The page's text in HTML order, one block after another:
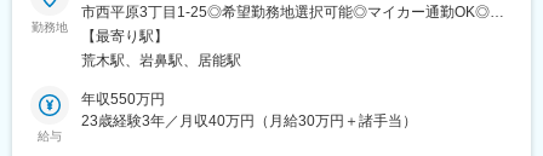
勤務地
市西平原3丁目1-25◎希望勤務地選択可能◎マイカー通勤OK◎転
勤なし※福岡市、大牟田市から通っている社員もいます！
【最寄り駅】
荒木駅、岩鼻駅、居能駅
給与
年収550万円
23歳経験3年／月収40万円（月給30万円＋諸手当）